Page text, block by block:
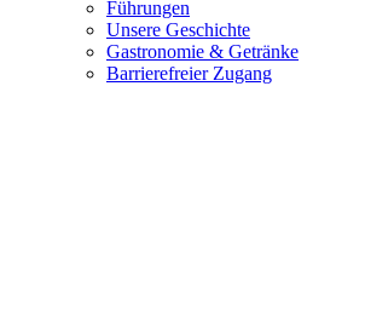
Führungen
Unsere Geschichte
Gastronomie & Getränke
Barrierefreier Zugang